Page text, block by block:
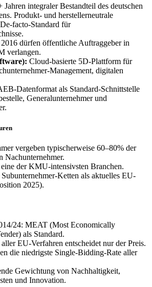
Jahren integraler Bestandteil des deutschen
Produkt- und herstellerneutrale
facto-Standard für
dürfen öffentliche Auftraggeber in
verlangen.
Cloud-basierte 5D-Plattform für
Management, digitalen
Datenformat als Standard-Schnittstelle
Generalunternehmer und
vergeben typischerweise 60–80% der
Nachunternehmer.
der KMU-intensivsten Branchen.
Ketten als aktuelles EU-
2025).
24: MEAT (Most Economically
als Standard.
EU-Verfahren entscheidet nur der Preis.
die niedrigste Single-Bidding-Rate aller
Gewichtung von Nachhaltigkeit,
und Innovation.